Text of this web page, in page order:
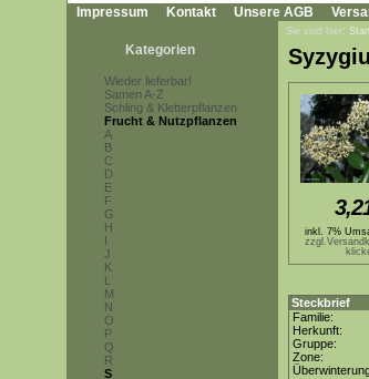
Impressum Kontakt Unsere AGB
Kategorien
Wieder lieferbar!
Samen A-Z
Schling & Kletterpflanzen
Frucht & Nutzpflanzen
A
B
C
D
E
F
G
H
I
J
K
L
M
N
O
P
Q
R
S
Sie sind hier:
inkl. 7%
Steckbrief
Familie:
Herkunft:
Gruppe:
Zone: